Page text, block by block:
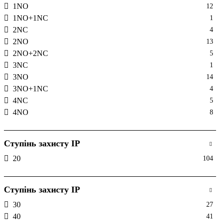
36 21
4 4
48 12
54 8
6 3
60 6
72 11
78 1
8 8
84 2
1NO 12
1NO+1NC 1
2NC 4
2NO 13
2NO+2NC 5
3NC 1
3NO 14
3NO+1NC 4
4NC 5
4NO 8
Ступінь захисту IP
20 104
Ступінь захисту IP
30 27
40 41